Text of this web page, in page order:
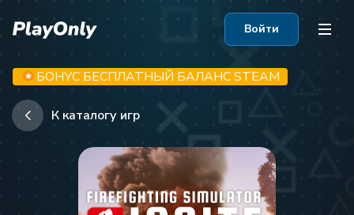
Войти
БОНУС БЕСПЛАТНЫЙ БАЛАНС STEAM
К каталогу игр